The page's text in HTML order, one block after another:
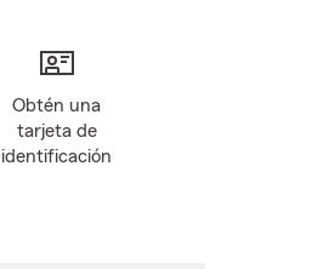
Obtén una
tarjeta de
identificación